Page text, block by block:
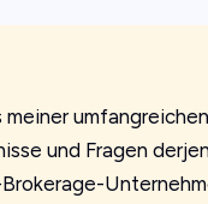
und Fragen